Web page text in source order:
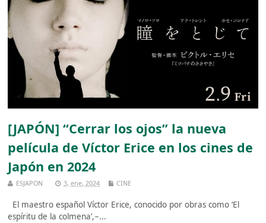
[JAPÓN] “Cerrar los ojos” la nueva
película de Víctor Erice en los cines de
Japón en 2024
ESJAPON 3, ene, 2024 CINE
El maestro español Víctor Erice, conocido por obras como ‘El
espíritu de la colmena’, ̵ ...